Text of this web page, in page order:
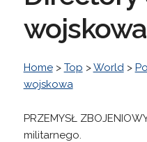
Home> Top >World>
wojskowa
PRZEMYSŁ
militarnego.